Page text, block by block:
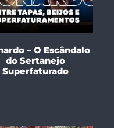
– O Escândalo
do Sertanejo
Superfaturado